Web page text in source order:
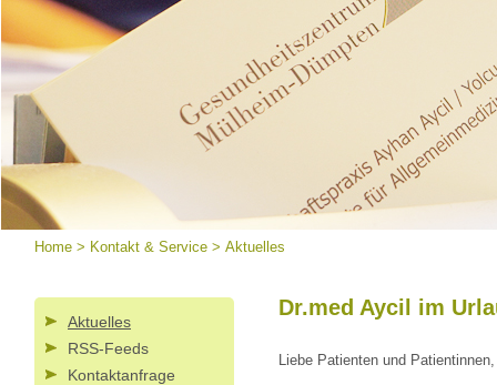
Home > Kontakt & Service > Aktuelles
Aktuelles
RSS-Feeds
Kontaktanfrage
Dr.med Aycil im
Liebe Patienten und Patientinnen,